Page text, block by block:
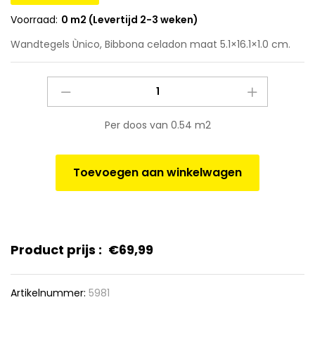
Voorraad: 0 m2 (Levertijd 2-3 weken)
Wandtegels Ùnico, Bibbona celadon maat 5.1×16.1×1.0 cm.
quantity
Per doos van 0.54 m2
Toevoegen aan winkelwagen
Product prijs : €69,99
Artikelnummer: 5981